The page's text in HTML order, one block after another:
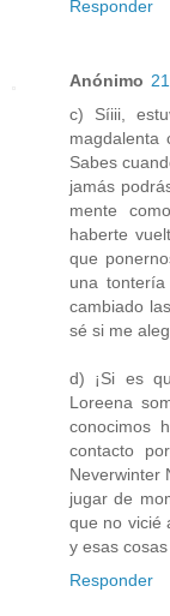
Responder
Anónimo
c) Síiii,
magdalenta
Sabes
jamás
mente
haberte
que
una
cambiado
sé si me
d) ¡Si es
Loreena
conocimos
contacto
Neverwinter
jugar de
que no vicié
y esas
Responder